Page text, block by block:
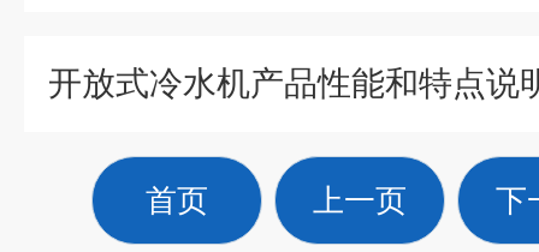
开放式冷水机产品性能和特点说
首页 上一页 下